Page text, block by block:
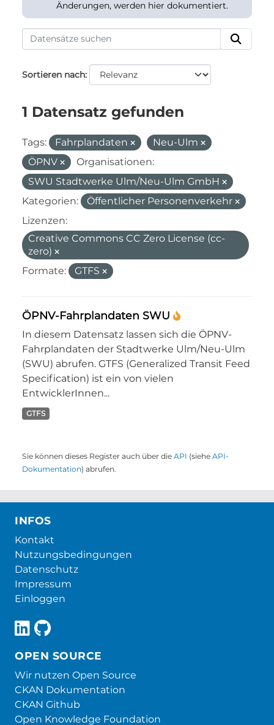
Änderungen, werden hier dokumentiert.
Sortieren nach
1 Datensatz gefunden
Tags: Fahrplandaten
Neu-Ulm
ÖPNV
Organisationen:
SWU Stadtwerke Ulm/Neu-Ulm GmbH
Kategorien:
Öffentlicher Personenverkehr
Lizenzen:
Creative Commons CC Zero License (cc-
zero)
Formate:
GTFS
ÖPNV-Fahrplandaten SWU
In diesem Datensatz lassen sich die ÖPNV-
Fahrplandaten der Stadtwerke Ulm/Neu-Ulm
(SWU) abrufen. GTFS (Generalized Transit Feed
Specification) ist ein von vielen
EntwicklerInnen...
GTFS
Sie können dieses Register auch über die API (siehe API-
Dokumentation) abrufen.
INFOS
Kontakt
Nutzungsbedingungen
Datenschutz
Impressum
Einloggen
OPEN SOURCE
Wir nutzen Open Source
CKAN Dokumentation
CKAN Github
Open Knowledge Foundation